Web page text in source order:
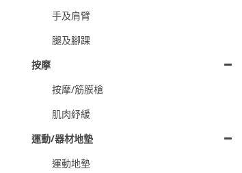
手及肩臂
腿及腳踝
按摩
按摩/筋膜槍
肌肉紓緩
運動/器材地墊
運動地墊